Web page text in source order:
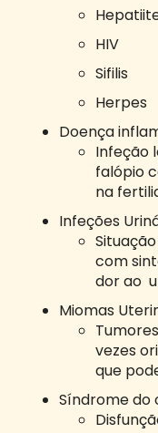
HIV
Sifilis
Herpes
Doença
Infeção
falópio
na
Infeções
com
dor ao
Miomas
vezes
que
Síndrome do